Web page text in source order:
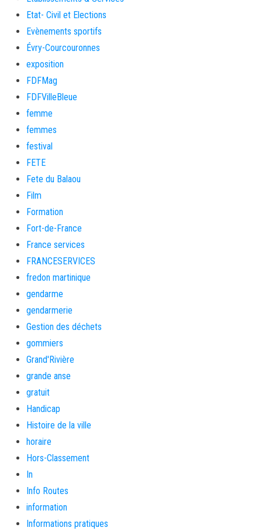
Etat- Civil et Elections
Evènements sportifs
Évry-Courcouronnes
exposition
FDFMag
FDFVilleBleue
femme
femmes
festival
FETE
Fete du Balaou
Film
Formation
Fort-de-France
France services
FRANCESERVICES
fredon martinique
gendarme
gendarmerie
Gestion des déchets
gommiers
Grand'Rivière
grande anse
gratuit
Handicap
Histoire de la ville
horaire
Hors-Classement
In
Info Routes
information
Informations pratiques